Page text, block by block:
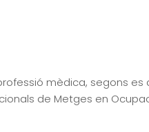
mèdica, segons es
de Metges en